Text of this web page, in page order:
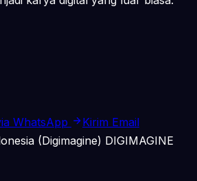
WhatsApp
Kirim Email
DIGIMAGINE